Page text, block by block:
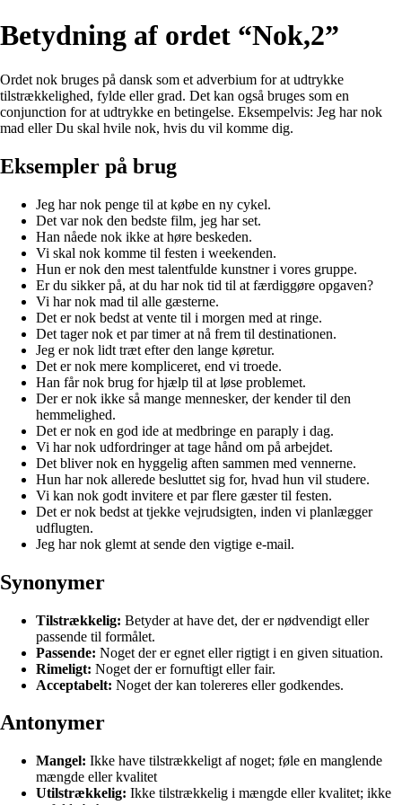
Betydning af ordet “Nok,2”
Ordet nok bruges på dansk som et adverbium for at udtrykke
tilstrækkelighed, fylde eller grad. Det kan også bruges som en
conjunction for at udtrykke en betingelse. Eksempelvis: Jeg har nok
mad eller Du skal hvile nok, hvis du vil komme dig.
Eksempler på brug
Jeg har nok penge til at købe en ny cykel.
Det var nok den bedste film, jeg har set.
Han nåede nok ikke at høre beskeden.
Vi skal nok komme til festen i weekenden.
Hun er nok den mest talentfulde kunstner i vores gruppe.
Er du sikker på, at du har nok tid til at færdiggøre opgaven?
Vi har nok mad til alle gæsterne.
Det er nok bedst at vente til i morgen med at ringe.
Det tager nok et par timer at nå frem til destinationen.
Jeg er nok lidt træt efter den lange køretur.
Det er nok mere kompliceret, end vi troede.
Han får nok brug for hjælp til at løse problemet.
Der er nok ikke så mange mennesker, der kender til den
hemmelighed.
Det er nok en god ide at medbringe en paraply i dag.
Vi har nok udfordringer at tage hånd om på arbejdet.
Det bliver nok en hyggelig aften sammen med vennerne.
Hun har nok allerede besluttet sig for, hvad hun vil studere.
Vi kan nok godt invitere et par flere gæster til festen.
Det er nok bedst at tjekke vejrudsigten, inden vi planlægger
udflugten.
Jeg har nok glemt at sende den vigtige e-mail.
Synonymer
Tilstrækkelig: Betyder at have det, der er nødvendigt eller
passende til formålet.
Passende: Noget der er egnet eller rigtigt i en given situation.
Rimeligt: Noget der er fornuftigt eller fair.
Acceptabelt: Noget der kan tolereres eller godkendes.
Antonymer
Mangel: Ikke have tilstrækkeligt af noget; føle en manglende
mængde eller kvalitet
Utilstrækkelig: Ikke tilstrækkelig i mængde eller kvalitet; ikke